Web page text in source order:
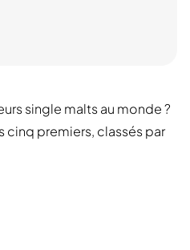
single malts au monde ?
cinq premiers, classés par